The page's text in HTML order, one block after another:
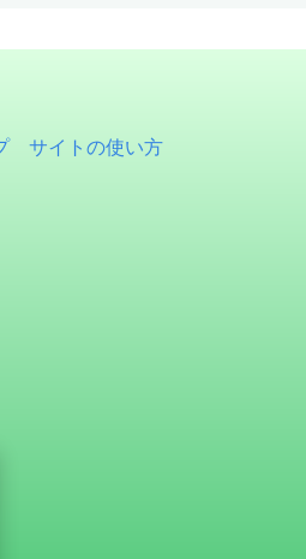
サイトの使い方